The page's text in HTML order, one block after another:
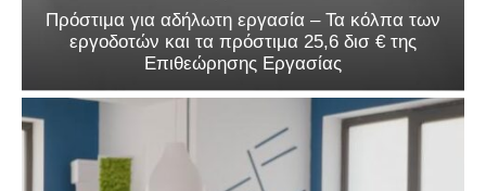
Πρόστιμα για αδήλωτη εργασία – Τα κόλπα των
εργοδοτών και τα πρόστιμα 25,6 δισ € της
Επιθεώρησης Εργασίας